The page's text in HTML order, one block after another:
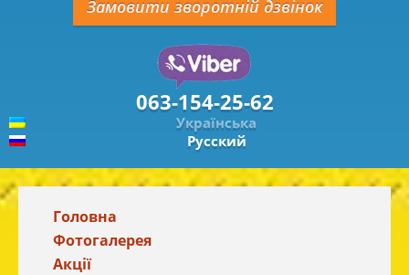
Замовити зворотній дзвінок
063-154-25-62
Українська
Русский
Головна
Фотогалерея
Акції